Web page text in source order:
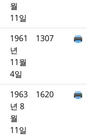
월
11일
1961
년
11월
4일
1307
1963
년 8
월
11일
1620